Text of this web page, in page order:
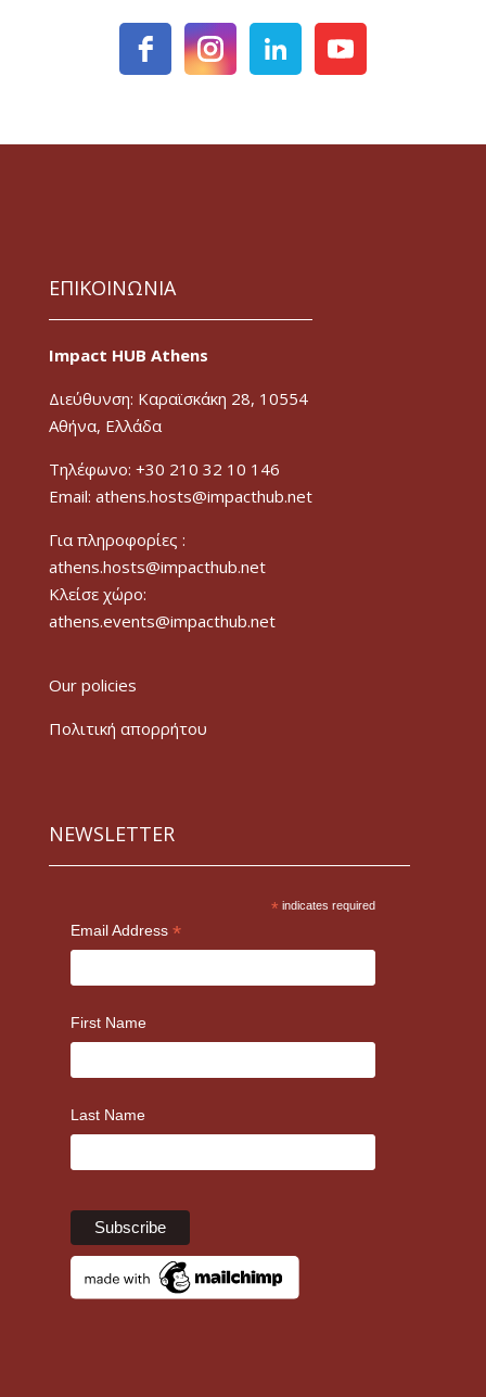
ΕΠΙΚΟΙΝΩΝΙΑ
Impact HUB Athens
Διεύθυνση: Καραϊσκάκη 28, 10554
Αθήνα, Ελλάδα
Τηλέφωνο: +30 210 32 10 146
Email: athens.hosts@impacthub.net
Για πληροφορίες :
athens.hosts@impacthub.net
Κλείσε χώρο:
athens.events@impacthub.net
Our policies
Πολιτική απορρήτου
NEWSLETTER
* indicates required
Email Address *
First Name
Last Name